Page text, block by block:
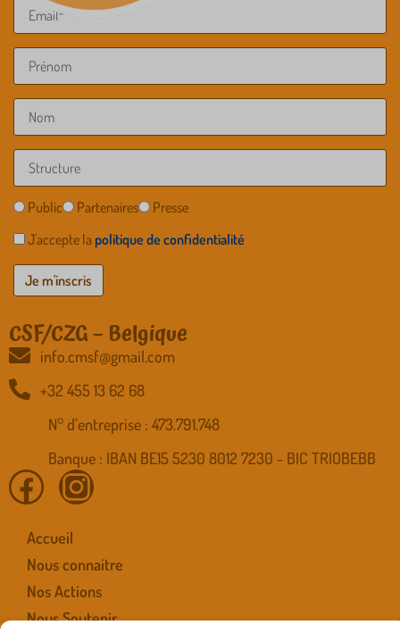
Public Partenaires
Presse
J'accepte la politique de confidentialité
CSF/CZG – Belgique
info.cmsf@gmail.com
+32 455 13 62 68
N° d’entreprise : 473.791.748
Banque : IBAN BE15 5230 8012 7230 - BIC TRIOBEBB
Accueil
Nous connaitre
Nos Actions
Nous Soutenir